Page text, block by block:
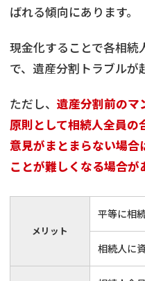
ばれる傾向にあります。
現金化することで各相続
で、遺産分割トラブルが
ただし、 遺産分割前のマ
原則として相続人全員の
意見がまとまらない場
ことが難しくなる場合が
メリット
平等に相
相続人に